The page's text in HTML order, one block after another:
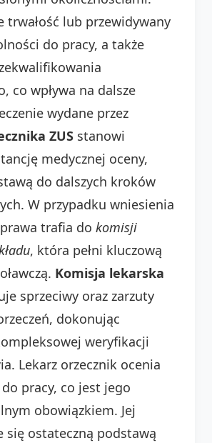
trwałość lub przewidywany
do pracy, a także
co wpływa na dalsze
wydane przez
ZUS stanowi
medycznej oceny,
do dalszych kroków
W przypadku wniesienia
trafia do komisji
, która pełni kluczową
Komisja lekarska
sprzeciwy oraz zarzuty
dokonując
weryfikacji
Lekarz orzecznik ocenia
pracy, co jest jego
obowiązkiem. Jej
się ostateczną podstawą